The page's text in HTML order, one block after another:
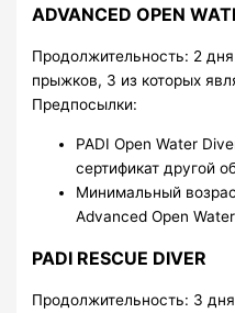
ADVANCED OPEN
Продолжительность: 2
прыжков, 3 из которых
Предпосылки:
PADI Open Water
сертификат другой
Минимальный
Advanced Open
PADI RESCUE DIVER
Продолжительность: 3 дня